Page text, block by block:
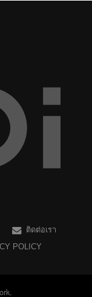
ติดต่อเรา
POLICY